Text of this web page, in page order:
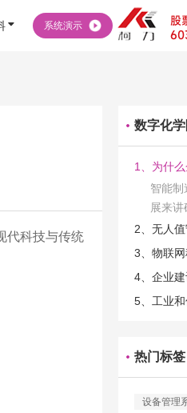
系统演示
代科技与传统
数字化
1、为什
智能
展来
际上在
相关
3、物联
4、企业
热门标签
设备管理